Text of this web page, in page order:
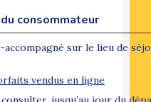
consommateur
sur le lieu de
vendus en ligne